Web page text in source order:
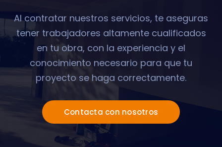
Al contratar nuestros servicios, te aseguras
tener trabajadores altamente cualificados
en tu obra, con la experiencia y el
conocimiento necesario para que tu
proyecto se haga correctamente.
Contacta con nosotros